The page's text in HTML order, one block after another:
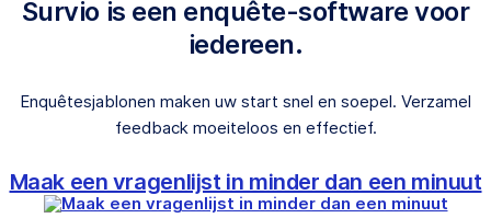
Survio is een enquête-software voor
iedereen.
Enquêtesjablonen maken uw start snel en soepel. Verzamel
feedback moeiteloos en effectief.
Maak een vragenlijst in minder dan een minuut